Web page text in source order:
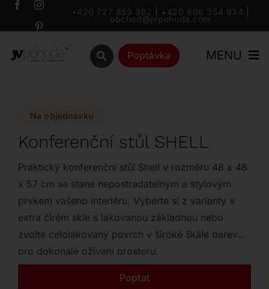
Přeskočit
+420 727 859 382 +420 606 354 934
obchod@jvpohoda.com
Poptávka MENU
Katalog
Značky
Outlet
Kontakt
Na objednávku
Konferenční stůl SHELL
Praktický konferenční stůl Shell v rozměru 48 x 48
x 57 cm se stane nepostradatelným a stylovým
prvkem vašeho interiéru. Vyberte si z varianty v
extra čirém skle s lakovanou základnou nebo
zvolte celolakovaný povrch v široké škále barev
pro dokonalé oživení prostoru.
Poptat